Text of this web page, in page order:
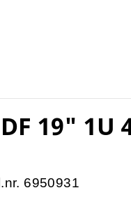
19" 1U
6950931